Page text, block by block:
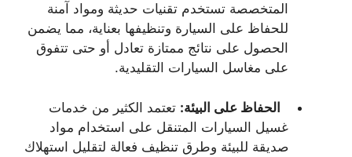
المتخصصة تستخدم تقنيات حديثة ومواد آمنة
للحفاظ على السيارة وتنظيفها بعناية، مما يضمن
الحصول على نتائج ممتازة تعادل أو حتى تتفوق
على مغاسل السيارات التقليدية.
الحفاظ على البيئة: تعتمد الكثير من خدمات
غسيل السيارات المتنقل على استخدام مواد
صديقة للبيئة وطرق تنظيف فعالة لتقليل استهلاك